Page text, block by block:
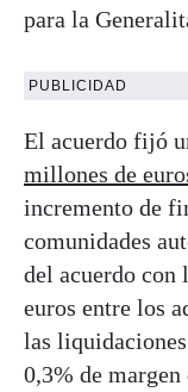
para la
PUBLICIDAD
El acuerdo fijó
millones de
incremento de
comunidades
del acuerdo con
euros entre los
las
0,3% de